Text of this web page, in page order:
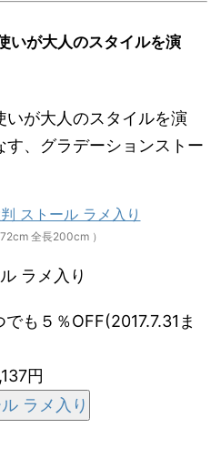
いが大人のスタイルを演
が大人のスタイルを演
、グラデーションストー
全長200cm ）
ラメ入り
も５％OFF(2017.7.31ま
円
ラメ入り